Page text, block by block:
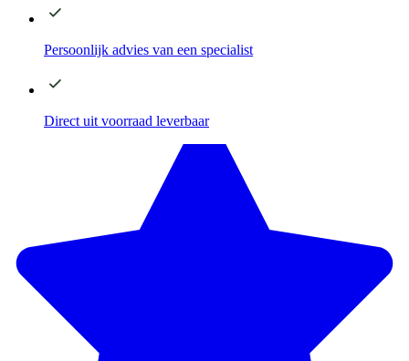
Persoonlijk advies van een specialist
Direct uit voorraad leverbaar